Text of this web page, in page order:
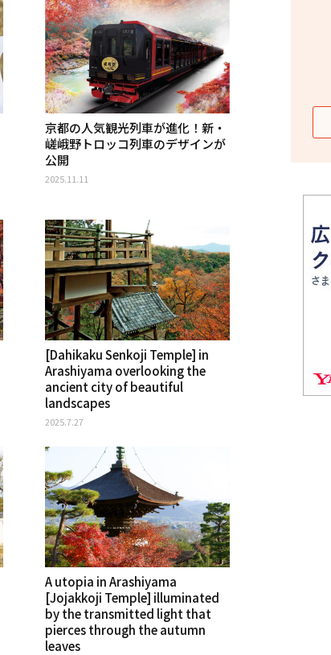
京都の人気観光列車が進化！新・
嵯峨野トロッコ列車のデザインが
公開
2025.11.11
[Dahikaku Senkoji Temple] in
Arashiyama overlooking the
ancient city of beautiful
landscapes
2025.7.27
A utopia in Arashiyama
[Jojakkoji Temple] illuminated
by the transmitted light that
pierces through the autumn
leaves